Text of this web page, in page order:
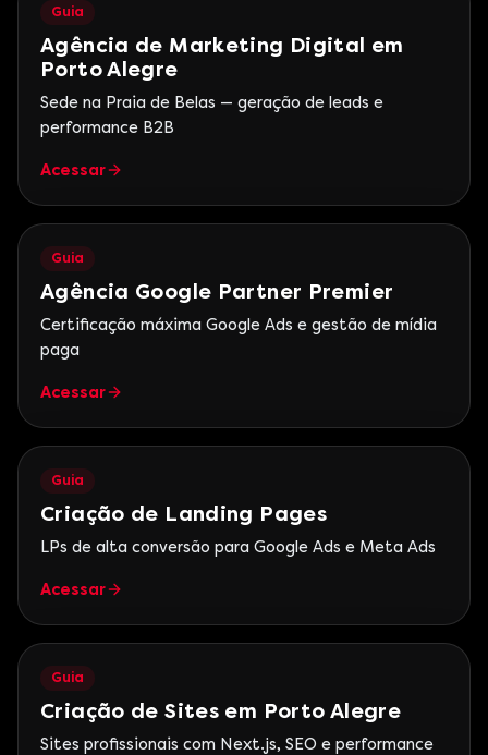
Guia
Agência de Marketing Digital em
Porto Alegre
Sede na Praia de Belas — geração de leads e
performance B2B
Acessar
Guia
Agência Google Partner Premier
Certificação máxima Google Ads e gestão de mídia
paga
Acessar
Guia
Criação de Landing Pages
LPs de alta conversão para Google Ads e Meta Ads
Acessar
Guia
Criação de Sites em Porto Alegre
Sites profissionais com Next.js, SEO e performance